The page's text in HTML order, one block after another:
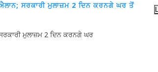
ਸਰਕਾਰੀ ਮੁਲਾਜ਼ਮ 2 ਦਿਨ ਕਰਨਗੇ ਘਰ ਤੋਂ
ਮੁਲਾਜ਼ਮ 2 ਦਿਨ ਕਰਨਗੇ ਘਰ